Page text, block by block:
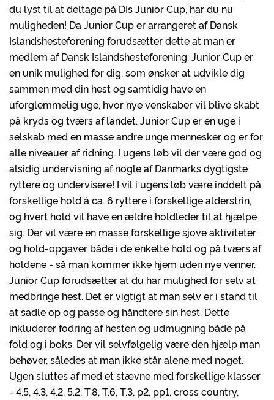
du lyst til at deltage på DIs Junior Cup, har du nu
muligheden! Da Junior Cup er arrangeret af Dansk
Islandshesteforening forudsætter dette at man er
medlem af Dansk Islandshesteforening. Junior Cup er
en unik mulighed for dig, som ønsker at udvikle dig
sammen med din hest og samtidig have en
uforglemmelig uge, hvor nye venskaber vil blive skabt
på kryds og tværs af landet. Junior Cup er en uge i
selskab med en masse andre unge mennesker og er for
alle niveauer af ridning. I ugens løb vil der være god og
alsidig undervisning af nogle af Danmarks dygtigste
ryttere og undervisere! I vil i ugens løb være inddelt på
forskellige hold á ca. 6 ryttere i forskellige alderstrin,
og hvert hold vil have en ældre holdleder til at hjælpe
sig. Der vil være en masse forskellige sjove aktiviteter
og hold-opgaver både i de enkelte hold og på tværs af
holdene - så man kommer ikke hjem uden nye venner.
Junior Cup forudsætter at du har mulighed for selv at
medbringe hest. Det er vigtigt at man selv er i stand til
at sadle op og passe og håndtere sin hest. Dette
inkluderer fodring af hesten og udmugning både på
fold og i boks. Der vil selvfølgelig være den hjælp man
behøver, således at man ikke står alene med noget.
Ugen sluttes af med et stævne med forskellige klasser
- 4.5, 4.3, 4.2, 5.2, T.8, T.6, T.3, p2, pp1, cross country,